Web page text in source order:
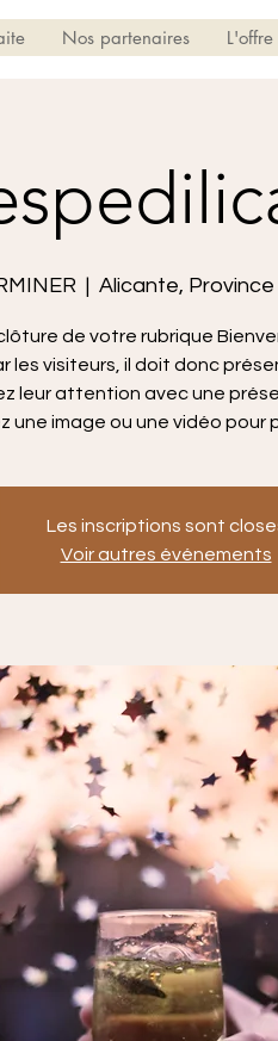
Nos partenaires
  |
Alicante,
de votre rubrique
les visiteurs, il doit donc
leur attention avec une
une image ou une vidéo pour
Les inscriptions sont
Voir autres événements